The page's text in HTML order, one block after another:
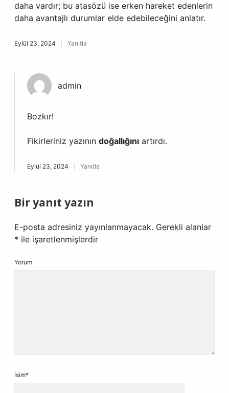
daha vardır; bu atasözü ise erken hareket edenlerin
daha avantajlı durumlar elde edebileceğini anlatır.
Eylül 23, 2024 Yanıtla
admin
Bozkır!
Fikirleriniz yazının doğallığını artırdı.
Eylül 23, 2024 Yanıtla
Bir yanıt yazın
E-posta adresiniz yayınlanmayacak. Gerekli alanlar
* ile işaretlenmişlerdir
Yorum
İsim*